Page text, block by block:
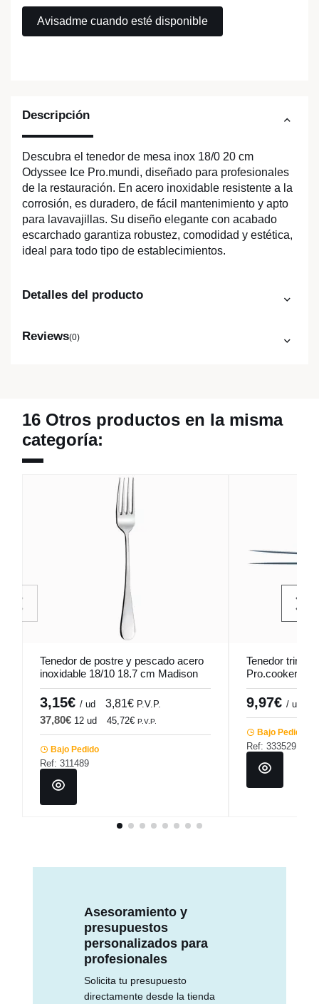
Descripción
Descubra el tenedor de mesa inox 18/0 20 cm
Odyssee Ice Pro.mundi, diseñado para profesionales
de la restauración. En acero inoxidable resistente a la
corrosión, es duradero, de fácil mantenimiento y apto
para lavavajillas. Su diseño elegante con acabado
escarchado garantiza robustez, comodidad y estética,
ideal para todo tipo de establecimientos.
Detalles del producto
Reviews(0)
16 Otros productos en la misma
categoría:
Tenedor de postre y pescado acero
inoxidable 18/10 18,7 cm Madison
Pro.mundi
3,15€ / ud 3,81€ P.V.P.
37,80€ 12 ud 45,72€ P.V.P.
Bajo Pedido
Ref: 311489
Tenedor
Pro.cooker
9,97€ / unidad
Bajo Pedido
Ref: 333529
Asesoramiento y
presupuestos
personalizados para
profesionales
Solicita tu presupuesto
directamente desde la tienda